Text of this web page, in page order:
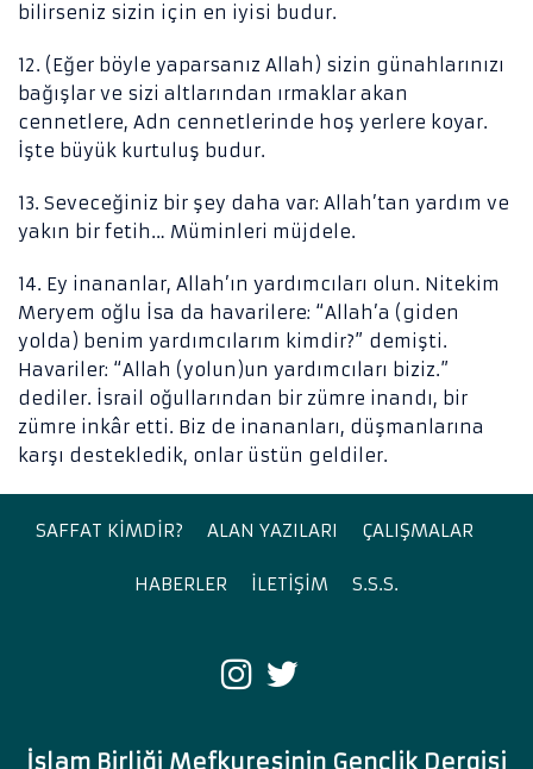
bilirseniz sizin için en iyisi budur.
12. (Eğer böyle yaparsanız Allah) sizin günahlarınızı
bağışlar ve sizi altlarından ırmaklar akan
cennetlere, Adn cennetlerinde hoş yerlere koyar.
İşte büyük kurtuluş budur.
13. Seveceğiniz bir şey daha var: Allah’tan yardım ve
yakın bir fetih… Müminleri müjdele.
14. Ey inananlar, Allah’ın yardımcıları olun. Nitekim
Meryem oğlu İsa da havarilere: “Allah’a (giden
yolda) benim yardımcılarım kimdir?” demişti.
Havariler: “Allah (yolun)un yardımcıları biziz.”
dediler. İsrail oğullarından bir zümre inandı, bir
zümre inkâr etti. Biz de inananları, düşmanlarına
karşı destekledik, onlar üstün geldiler.
SAFFAT KİMDİR? ALAN YAZILARI ÇALIŞMALAR
HABERLER İLETİŞİM S.S.S.
İslam Birliği Mefkuresinin Gençlik Dergisi